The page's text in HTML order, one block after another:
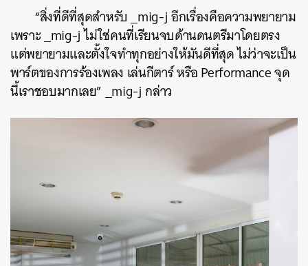
“สิ่งที่ดีที่สุดสำหรับ _mig-j อีกเรื่องคือความพยายาม
เพราะ _mig-j ไม่ใช่คนที่เรียนจบด้านดนตรีมาโดยตรง
แต่พยายามและตั้งใจทำทุกอย่างให้มันดีที่สุด ไม่ว่าจะเป็น
พาร์ตของการร้องเพลง เล่นกีตาร์ หรือ Performance จุด
นี้เราชอบมากเลย” _mig-j กล่าว